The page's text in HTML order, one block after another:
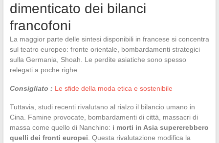
dimenticato dei bilanci
francofoni
La maggior parte delle sintesi disponibili in francese si concentra
sul teatro europeo: fronte orientale, bombardamenti strategici
sulla Germania, Shoah. Le perdite asiatiche sono spesso
relegati a poche righe.
Consigliato : Le sfide della moda etica e sostenibile
Tuttavia, studi recenti rivalutano al rialzo il bilancio umano in
Cina. Famine provocate, bombardamenti di città, massacri di
massa come quello di Nanchino: i morti in Asia supererebbero
quelli dei fronti europei . Questa rivalutazione modifica la